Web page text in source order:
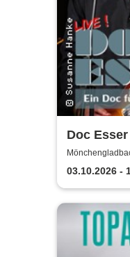
Doc
Fälle
03.10.2026 -